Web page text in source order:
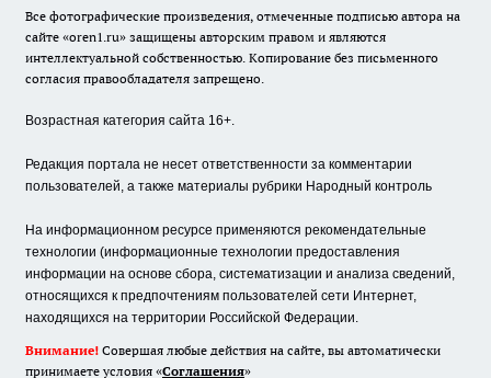
Все фотографические произведения, отмеченные подписью автора на
сайте «oren1.ru» защищены авторским правом и являются
интеллектуальной собственностью. Копирование без письменного
согласия правообладателя запрещено.
Возрастная категория сайта 16+.
Редакция портала не несет ответственности за комментарии
пользователей, а также материалы рубрики Народный контроль
На информационном ресурсе применяются рекомендательные
технологии (информационные технологии предоставления
информации на основе сбора, систематизации и анализа сведений,
относящихся к предпочтениям пользователей сети Интернет,
находящихся на территории Российской Федерации.
Внимание! Совершая любые действия на сайте, вы автоматически
принимаете условия «Cоглашения»